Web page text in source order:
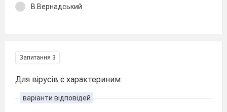
В.Вернадський
Запитання 3
Для вірусів є характериним:
варіанти відповідей